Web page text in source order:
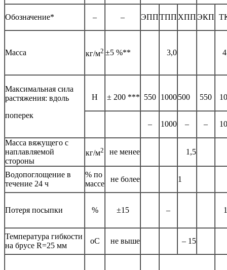
Обозначение* – – ЭППТПП ХППЭКП
Масса кг/м2 ±5 %** 3,0
Максимальная сила
растяжения: вдоль
поперек
Н ± 200 *** 550 1000500 550
– 1000 – –
Масса вяжущего с
наплавляемой
стороны
кг/м2 не менее 1,5
Водопоглощение в
течение 24 ч
% по
массе
не более 1
Потеря посыпки % ±15 –
Температура гибкости
на брусе R=25 мм
оС не выше – 15